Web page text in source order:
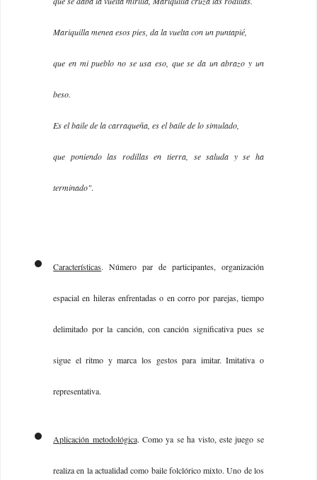
Mariquilla menea esos pies, da la vuelta con un puntapié,
que en mi pueblo no se usa eso, que se da un abrazo y un
beso.
Es el baile de la carraqueña, es el baile de lo simulado,
que poniendo las rodillas en tierra, se saluda y se ha
terminado".
Características. Número par de participantes, organización
espacial en hileras enfrentadas o en corro por parejas, tiempo
delimitado por la canción, con canción significativa pues se
sigue el ritmo y marca los gestos para imitar. Imitativa o
representativa.
Aplicación metodológica. Como ya se ha visto, este juego se
realiza en la actualidad como baile folclórico mixto. Uno de los